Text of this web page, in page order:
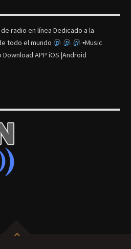
radio en línea Dedicado a la
todo el mundo
▪Music
Download APP iOS |Android